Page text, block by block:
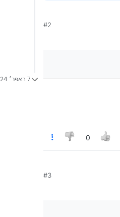
#2
0
#3
7 באפר׳ 2024, 17:19